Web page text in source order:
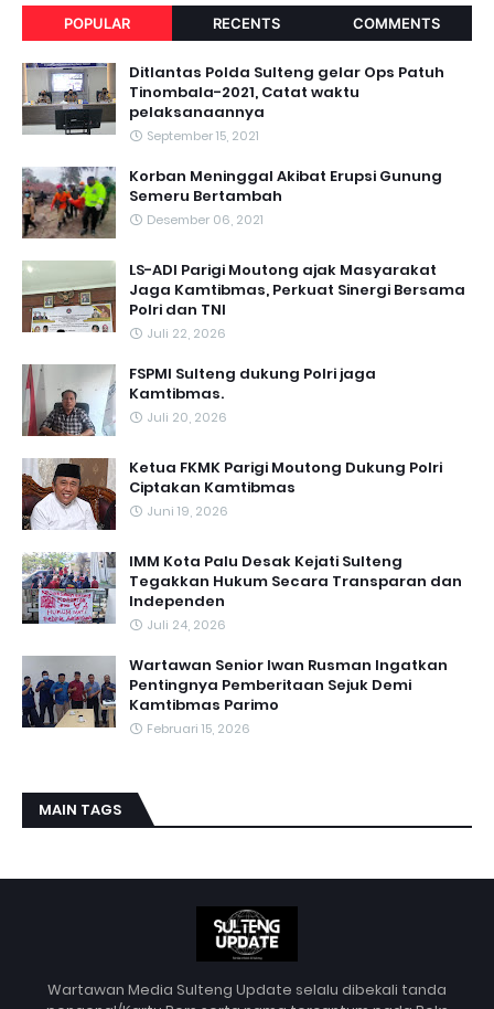
POPULAR RECENTS COMMENTS
Ditlantas Polda Sulteng gelar Ops Patuh
Tinombala-2021, Catat waktu
pelaksanaannya
September 15, 2021
Korban Meninggal Akibat Erupsi Gunung
Semeru Bertambah
Desember 06, 2021
LS-ADI Parigi Moutong ajak Masyarakat
Jaga Kamtibmas, Perkuat Sinergi Bersama
Polri dan TNI
Juli 22, 2026
FSPMI Sulteng dukung Polri jaga
Kamtibmas.
Juli 20, 2026
Ketua FKMK Parigi Moutong Dukung Polri
Ciptakan Kamtibmas
Juni 19, 2026
IMM Kota Palu Desak Kejati Sulteng
Tegakkan Hukum Secara Transparan dan
Independen
Juli 24, 2026
Wartawan Senior Iwan Rusman Ingatkan
Pentingnya Pemberitaan Sejuk Demi
Kamtibmas Parimo
Februari 15, 2026
MAIN TAGS
Wartawan Media Sulteng Update selalu dibekali tanda